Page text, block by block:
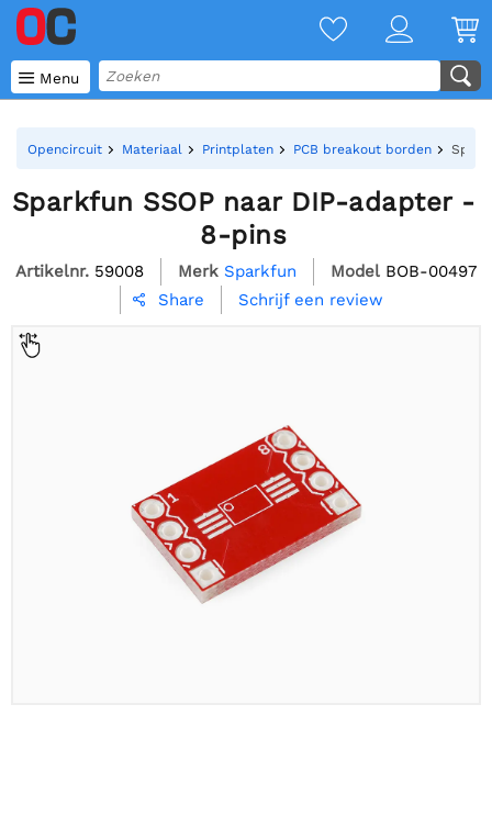
 Menu
Opencircuit Materiaal Printplaten PCB breakout borden
Sparkfun SSOP naar DIP-adapter -
8-pins
Artikelnr. 59008 Merk Sparkfun Model BOB-00497
 Share Schrijf een review